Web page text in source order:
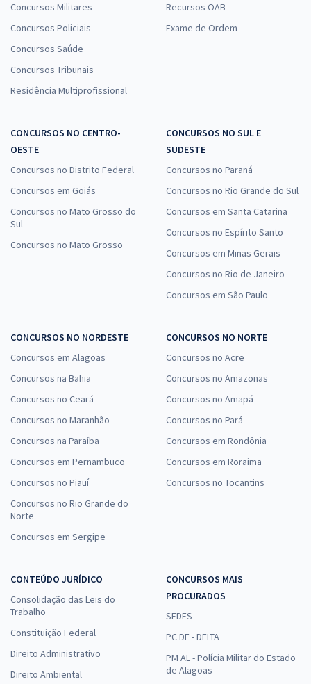
Concursos Militares
Concursos Policiais
Concursos Saúde
Concursos Tribunais
Residência Multiprofissional
Recursos OAB
Exame de Ordem
CONCURSOS NO CENTRO-
OESTE
Concursos no Distrito Federal
Concursos em Goiás
Concursos no Mato Grosso do
Sul
Concursos no Mato Grosso
CONCURSOS NO SUL E
SUDESTE
Concursos no Paraná
Concursos no Rio Grande do Sul
Concursos em Santa Catarina
Concursos no Espírito Santo
Concursos em Minas Gerais
Concursos no Rio de Janeiro
Concursos em São Paulo
CONCURSOS NO NORDESTE
Concursos em Alagoas
Concursos na Bahia
Concursos no Ceará
Concursos no Maranhão
Concursos na Paraíba
Concursos em Pernambuco
Concursos no Piauí
Concursos no Rio Grande do
Norte
Concursos em Sergipe
CONCURSOS NO NORTE
Concursos no Acre
Concursos no Amazonas
Concursos no Amapá
Concursos no Pará
Concursos em Rondônia
Concursos em Roraima
Concursos no Tocantins
CONTEÚDO JURÍDICO
Consolidação das Leis do
Trabalho
Constituição Federal
Direito Administrativo
Direito Ambiental
CONCURSOS MAIS
PROCURADOS
SEDES
PC DF - DELTA
PM AL - Polícia Militar do Estado
de Alagoas